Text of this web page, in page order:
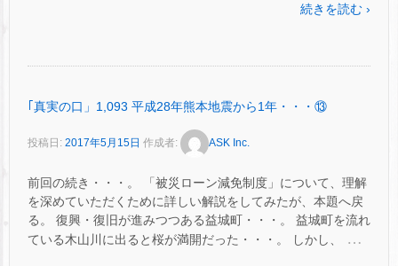
続きを読む ›
｢真実の口」1,093 平成28年熊本地震から1年・・・⑬
投稿日: 2017年5月15日 作成者: ASK Inc.
前回の続き・・・。 「被災ローン減免制度」について、理解
を深めていただくために詳しい解説をしてみたが、本題へ戻
る。 復興・復旧が進みつつある益城町・・・。 益城町を流れ
ている木山川に出ると桜が満開だった・・・。 しかし、
…